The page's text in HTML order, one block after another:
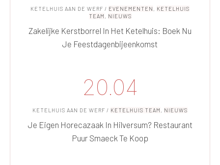
KETELHUIS AAN DE WERF / EVENEMENTEN , KETELHUIS
TEAM , NIEUWS
Zakelijke Kerstborrel In Het Ketelhuis: Boek Nu
Je Feestdagenbijeenkomst
20.04
KETELHUIS AAN DE WERF / KETELHUIS TEAM , NIEUWS
Je Eigen Horecazaak In Hilversum? Restaurant
Puur Smaeck Te Koop